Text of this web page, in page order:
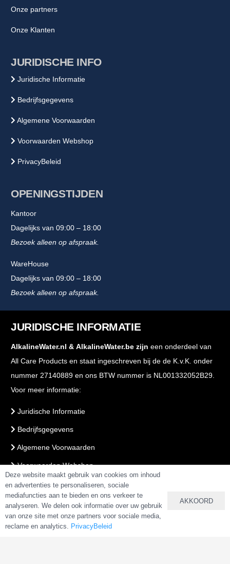
Onze partners
Onze Klanten
JURIDISCHE INFO
Juridische Informatie
Bedrijfsgegevens
Algemene Voorwaarden
Voorwaarden Webshop
PrivacyBeleid
OPENINGSTIJDEN
Kantoor
Dagelijks van 09:00 – 18:00
Bezoek alleen op afspraak.
WareHouse
Dagelijks van 09:00 – 18:00
Bezoek alleen op afspraak.
JURIDISCHE INFORMATIE
AlkalineWater.nl & AlkalineWater.be zijn een onderdeel van
All Care Products en staat ingeschreven bij de de K.v.K. onder
nummer 27140889 en ons BTW nummer is NL001332052B29.
Voor meer informatie:
Juridische Informatie
Bedrijfsgegevens
Algemene Voorwaarden
Voorwaarden Webshop
PrivacyBeleid
VEILIG BETALEN & BESTELLEN
Deze website maakt gebruik van cookies om inhoud
en advertenties te personaliseren, sociale
mediafuncties aan te bieden en ons verkeer te
analyseren. We delen ook informatie over uw gebruik
van onze site met onze partners voor sociale media,
reclame en analytics. PrivacyBeleid
AKKOORD